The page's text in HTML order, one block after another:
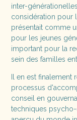
inter-
considération pour
présentait comme
pour les jeunes
important pour la
sein des familles
Il en est finalement
processus
conseil en
techniques